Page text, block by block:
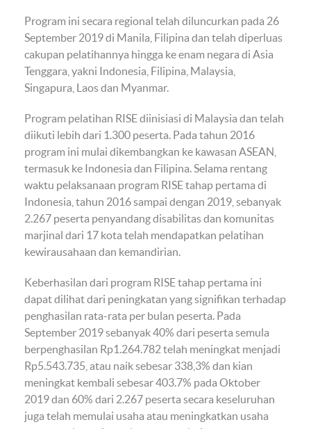
Program ini secara regional telah diluncurkan pada 26
September 2019 di Manila, Filipina dan telah diperluas
cakupan pelatihannya hingga ke enam negara di Asia
Tenggara, yakni Indonesia, Filipina, Malaysia,
Singapura, Laos dan Myanmar.
Program pelatihan RISE diinisiasi di Malaysia dan telah
diikuti lebih dari 1.300 peserta. Pada tahun 2016
program ini mulai dikembangkan ke kawasan ASEAN,
termasuk ke Indonesia dan Filipina. Selama rentang
waktu pelaksanaan program RISE tahap pertama di
Indonesia, tahun 2016 sampai dengan 2019, sebanyak
2.267 peserta penyandang disabilitas dan komunitas
marjinal dari 17 kota telah mendapatkan pelatihan
kewirausahaan dan kemandirian.
Keberhasilan dari program RISE tahap pertama ini
dapat dilihat dari peningkatan yang signifikan terhadap
penghasilan rata-rata per bulan peserta. Pada
September 2019 sebanyak 40% dari peserta semula
berpenghasilan Rp1.264.782 telah meningkat menjadi
Rp5.543.735, atau naik sebesar 338,3% dan kian
meningkat kembali sebesar 403.7% pada Oktober
2019 dan 60% dari 2.267 peserta secara keseluruhan
juga telah memulai usaha atau meningkatkan usaha